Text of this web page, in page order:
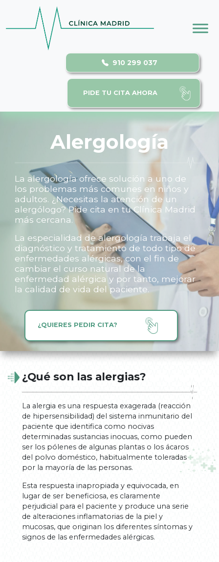
Skip to main content
910 299 037
PIDE TU CITA AHORA
Alergología
La alergología ofrece solución a uno de
los problemas más comunes en niños y
adultos. ¿Necesitas la atención de un
alergólogo? Pide cita en tu Clínica Madrid
más cercana.
La especialidad de alergología trabaja el
diagnóstico y tratamiento de todo tipo de
enfermedades alérgicas, con el fin de
cambiar el curso natural de la
enfermedad alérgica y por tanto, mejorar
la calidad de vida del paciente.
¿QUIERES PEDIR CITA?
¿Qué son las alergias?
La alergia es una respuesta exagerada (reacción
de hipersensibilidad) del sistema inmunitario del
paciente que identifica como nocivas
determinadas sustancias inocuas, como pueden
ser los pólenes de algunas plantas o los ácaros
del polvo doméstico, habitualmente toleradas
por la mayoría de las personas.
Esta respuesta inapropiada y equivocada, en
lugar de ser beneficiosa, es claramente
perjudicial para el paciente y produce una serie
de alteraciones inflamatorias de la piel y
mucosas, que originan los diferentes síntomas y
signos de las enfermedades alérgicas.